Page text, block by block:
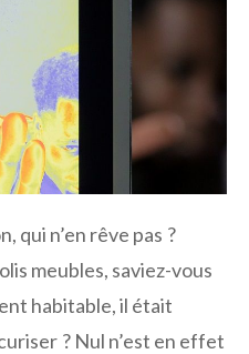
qui n’en rêve pas ?
meubles, saviez-vous
habitable, il était
? Nul n’est en effet